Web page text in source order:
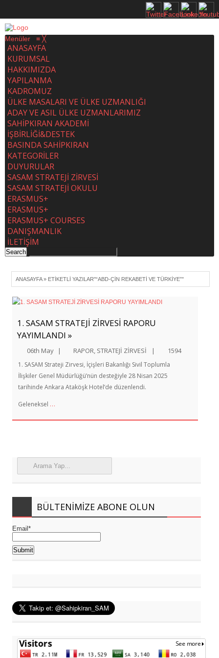
Menüler ≡ ╳
ANASAYFA
KURUMSAL
HAKKIMIZDA
YAPILANMA
KADROMUZ
ÜLKE MASALARI VE ÜLKE UZMANLIĞI
ADAY VE ASIL ÜLKE UZMANLARIMIZ
SAHİPKIRAN AKADEMİ
İŞBİRLİĞİ&DESTEK
BASINDA SAHİPKIRAN
KATEGORİLER
DUYURULAR
SASAM STRATEJİ ZİRVESİ
SASAM STRATEJİ OKULU
ERASMUS+
ERASMUS+
ERASMUS+ COURSES
DANIŞMANLIK
İLETİŞİM
ANASAYFA» ETIKETLI YAZILAR"“ABD-ÇIN REKABETI VE TÜRKIYE”"
1. SASAM STRATEJİ ZİRVESİ RAPORU
YAYIMLANDI »
06th May | RAPOR, STRATEJİ ZİRVESİ | 1594
1. SASAM Strateji Zirvesi, İçişleri Bakanlığı Sivil Toplumla
İlişkiler Genel Müdürlüğü’nün desteğiyle 28 Nisan 2025
tarihinde Ankara Ataköşk Hotel’de düzenlendi.
Geleneksel …
BÜLTENIMIZE ABONE OLUN
Email*